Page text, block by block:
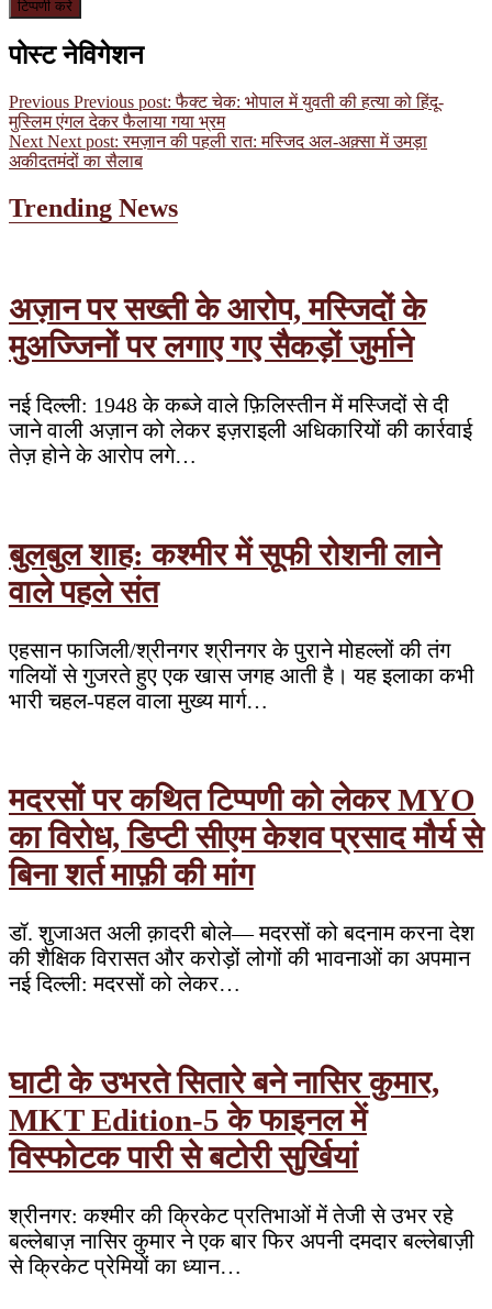
पोस्ट नेविगेशन
Previous Previous post: फैक्ट चेक: भोपाल में युवती की हत्या को हिंदू-
मुस्लिम एंगल देकर फैलाया गया भ्रम
Next Next post: रमज़ान की पहली रात: मस्जिद अल-अक़्सा में उमड़ा
अकीदतमंदों का सैलाब
Trending News
अज़ान पर सख्ती के आरोप, मस्जिदों के
मुअज्जिनों पर लगाए गए सैकड़ों जुर्माने
नई दिल्ली: 1948 के कब्जे वाले फ़िलिस्तीन में मस्जिदों से दी
जाने वाली अज़ान को लेकर इज़राइली अधिकारियों की कार्रवाई
तेज़ होने के आरोप लगे…
बुलबुल शाह: कश्मीर में सूफी रोशनी लाने
वाले पहले संत
एहसान फाजिली/श्रीनगर श्रीनगर के पुराने मोहल्लों की तंग
गलियों से गुजरते हुए एक खास जगह आती है। यह इलाका कभी
भारी चहल-पहल वाला मुख्य मार्ग…
मदरसों पर कथित टिप्पणी को लेकर MYO
का विरोध, डिप्टी सीएम केशव प्रसाद मौर्य से
बिना शर्त माफ़ी की मांग
डॉ. शुजाअत अली क़ादरी बोले— मदरसों को बदनाम करना देश
की शैक्षिक विरासत और करोड़ों लोगों की भावनाओं का अपमान
नई दिल्ली: मदरसों को लेकर…
घाटी के उभरते सितारे बने नासिर कुमार,
MKT Edition-5 के फाइनल में
विस्फोटक पारी से बटोरी सुर्खियां
श्रीनगर: कश्मीर की क्रिकेट प्रतिभाओं में तेजी से उभर रहे
बल्लेबाज़ नासिर कुमार ने एक बार फिर अपनी दमदार बल्लेबाज़ी
से क्रिकेट प्रेमियों का ध्यान…